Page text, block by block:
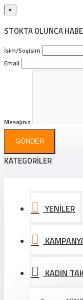
×
STOKTA OLUNCA
İsim/Soyisim
Email
Mesajınız
GÖNDER
KATEGORİLER
YENİLER
KADIN